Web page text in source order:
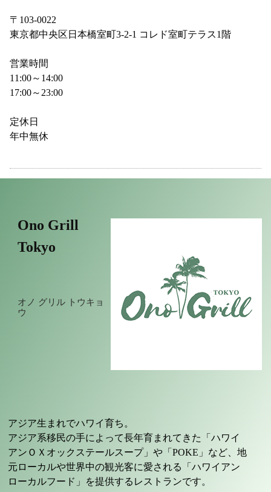
〒103-0022
東京都中央区日本橋室町3-2-1 コレド室町テラス1階
営業時間
11:00～14:00
17:00～23:00
定休日
年中無休
Ono Grill
Tokyo
オノ グリル トウキョ
ウ
アジア生まれでハワイ育ち。
アジア系移民の手によって長年育まれてきた「ハワイ
アンＯＸオックステールスープ」や「POKE」など、地
元ローカルや世界中の観光客に愛される「ハワイアン
ローカルフード」を提供するレストランです。